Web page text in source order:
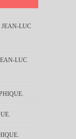
JEAN-LUC
LUC